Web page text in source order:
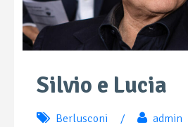
Silvio e Lucia
Berlusconi / admin